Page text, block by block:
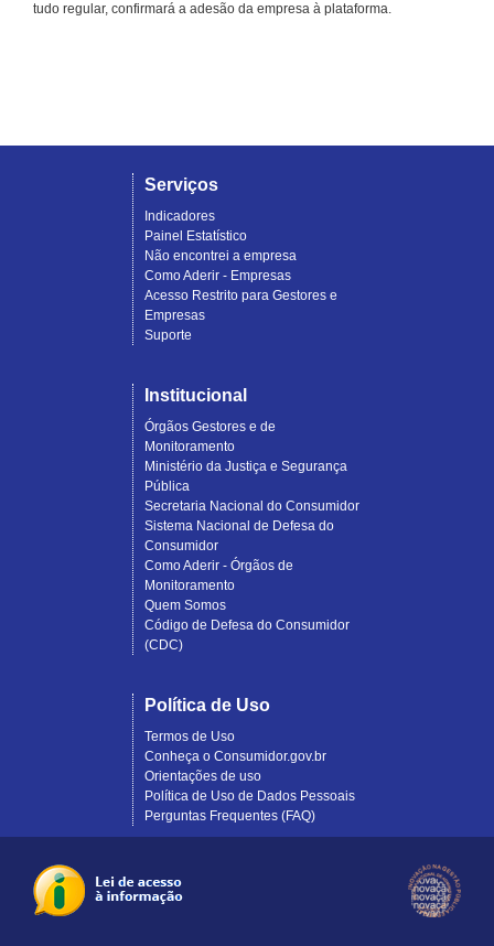
tudo regular, confirmará a adesão da empresa à plataforma.
Serviços
Indicadores
Painel Estatístico
Não encontrei a empresa
Como Aderir - Empresas
Acesso Restrito para Gestores e
Empresas
Suporte
Institucional
Órgãos Gestores e de
Monitoramento
Ministério da Justiça e Segurança
Pública
Secretaria Nacional do Consumidor
Sistema Nacional de Defesa do
Consumidor
Como Aderir - Órgãos de
Monitoramento
Quem Somos
Código de Defesa do Consumidor
(CDC)
Política de Uso
Termos de Uso
Conheça o Consumidor.gov.br
Orientações de uso
Política de Uso de Dados Pessoais
Perguntas Frequentes (FAQ)